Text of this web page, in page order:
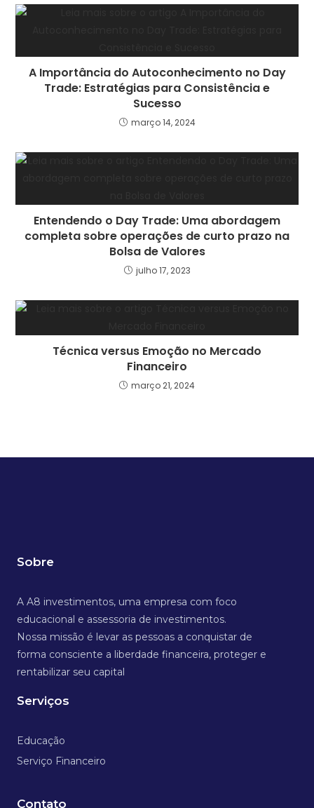
A Importância do Autoconhecimento no Day
Trade: Estratégias para Consistência e
Sucesso
março 14, 2024
Entendendo o Day Trade: Uma abordagem
completa sobre operações de curto prazo na
Bolsa de Valores
julho 17, 2023
Técnica versus Emoção no Mercado
Financeiro
março 21, 2024
Sobre
A A8 investimentos, uma empresa com foco
educacional e assessoria de investimentos.
Nossa missão é levar as pessoas a conquistar de
forma consciente a liberdade financeira, proteger e
rentabilizar seu capital
Serviços
Educação
Serviço Financeiro
Contato